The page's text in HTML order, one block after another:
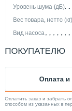
Уровень шума (дБ)
Вес товара, нетто (кг)
Вид насоса
Минимальная
ПОКУПАТЕЛЮ
Оплата и
Оплатить заказ и забрать
способом из указанных в